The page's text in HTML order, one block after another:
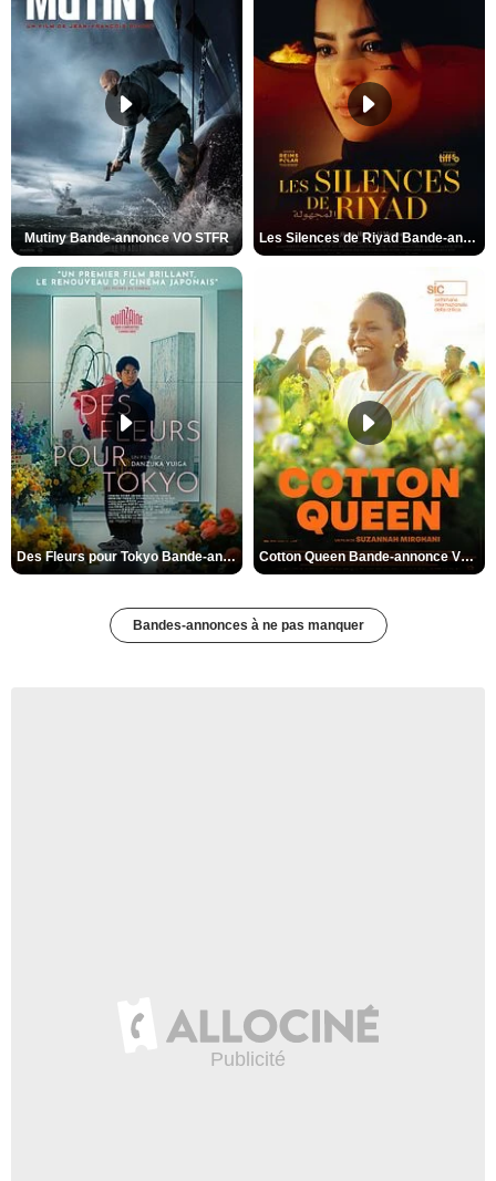
Mutiny Bande-annonce VO STFR Les Silences de Riyad Bande-annonce VO STFR
Des Fleurs pour Tokyo Bande-annonce VO STFR Cotton Queen Bande-annonce VO STFR
Bandes-annonces à ne pas manquer